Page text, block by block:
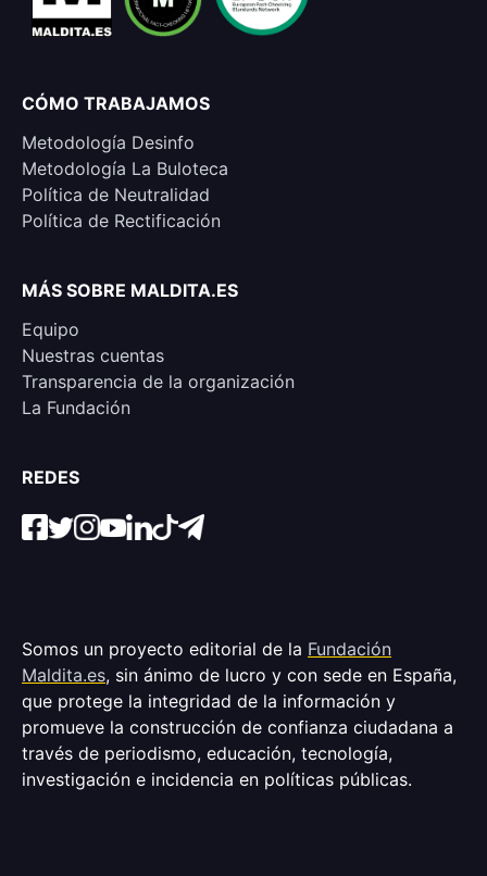
CÓMO TRABAJAMOS
Metodología Desinfo
Metodología La Buloteca
Política de Neutralidad
Política de Rectificación
MÁS SOBRE MALDITA.ES
Equipo
Nuestras cuentas
Transparencia de la organización
La Fundación
REDES
Somos un proyecto editorial de la Fundación
Maldita.es, sin ánimo de lucro y con sede en España,
que protege la integridad de la información y
promueve la construcción de confianza ciudadana a
través de periodismo, educación, tecnología,
investigación e incidencia en políticas públicas.